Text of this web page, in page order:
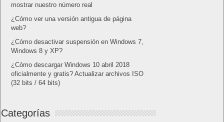
mostrar nuestro número real
¿Cómo ver una versión antigua de página
web?
¿Cómo desactivar suspensión en Windows 7,
Windows 8 y XP?
¿Cómo descargar Windows 10 abril 2018
oficialmente y gratis? Actualizar archivos ISO
(32 bits / 64 bits)
Categorías